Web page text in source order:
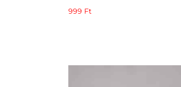
999 Ft